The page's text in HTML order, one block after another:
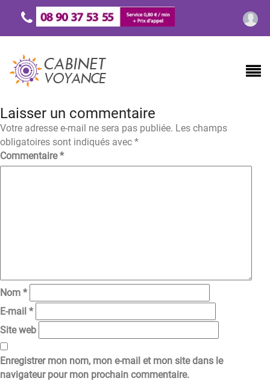
Laisser un commentaire
Votre adresse e-mail ne sera pas publiée. Les champs
obligatoires sont indiqués avec *
Commentaire*
Nom *
E-mail *
Site web
Enregistrer mon nom, mon e-mail et mon site dans le
navigateur pour mon prochain commentaire.